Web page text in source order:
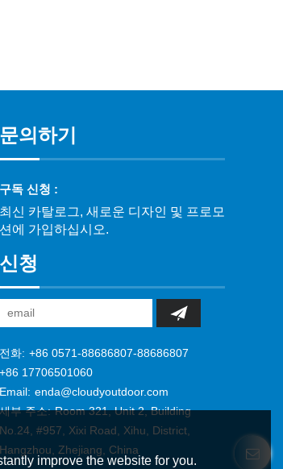
문의하기
구독 신청 :
최신 카탈로그, 새로운 디자인 및 프로모
션에 가입하십시오.
신청
전화: +86 0571-88686807-88686807
+86 17706501060
Email: enda@cloudyoutdoor.com
세부 주소: Room 321, Unit 2, Building
No.24, #957, Xixi Road, Xihu, District,
Hangzhou, Zhejiang, China
improve the website for you.